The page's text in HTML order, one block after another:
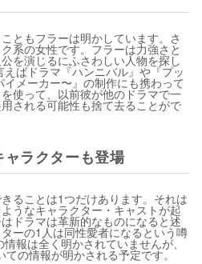
ともフラーは明かしています。さ
系の女性です。フラーは力強さと
を演じるにふさわしい人物を探し
ばドラマ『ハンニバル』や『プッ
メーカー〜』の制作にも携わって
使って、以前彼が他のドラマで一
される可能性も捨て去ることがで
ラクターも登場
ることは1つだけあります。それは
うなキャラクター・キャストが起
ドラマは革新的なものになると述
ーの1人は同性愛者になるという噂
報は全く明かされていませんが、
の情報が明かされる予定です。